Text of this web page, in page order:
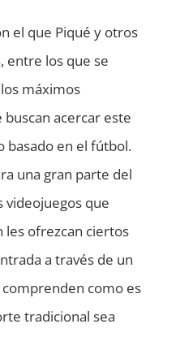
el que Piqué y otros
entre los que se
máximos
acercar este
basado en el fútbol.
una gran parte del
videojuegos que
les ofrezcan ciertos
a través de un
como es
tradicional sea